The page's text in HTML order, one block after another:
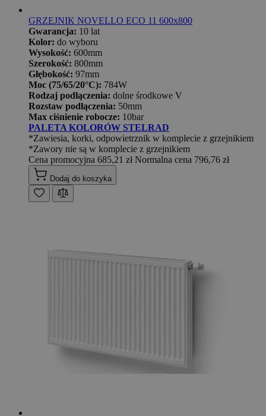
GRZEJNIK NOVELLO ECO 11 600x800
Gwarancja: 10 lat
Kolor: do wyboru
Wysokość: 600mm
Szerokość: 800mm
Głębokość: 97mm
Moc (75/65/20°C): 784W
Rodzaj podłączenia: dolne środkowe V
Rozstaw podłączenia: 50mm
Max ciśnienie robocze: 10bar
PALETA KOLORÓW STELRAD
*Zawiesia, korki, odpowietrznik w komplecie z grzejnikiem
*Zawory nie są w komplecie z grzejnikiem
Cena promocyjna 685,21 zł Normalna cena 796,76 zł
Dodaj do koszyka